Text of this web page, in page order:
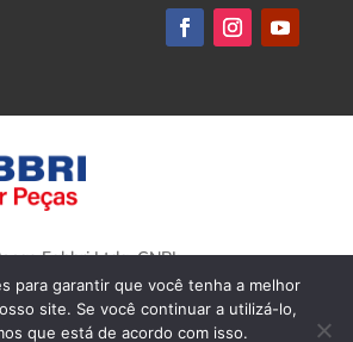
Fabbri Ltda. CNPJ:
94.para garantir que você tenha a melhor
site. Se você continuar a utilizá-lo,
que está de acordo com isso.